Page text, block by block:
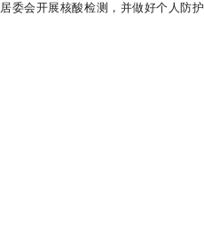
居委会开展核酸检测，并做好个人防